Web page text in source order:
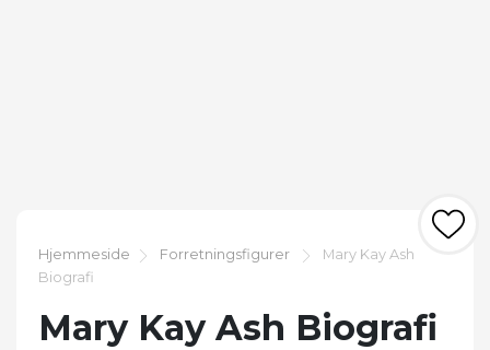
Hjemmeside Forretningsfigurer
Mary Kay Ash
Biografi
Mary Kay Ash Biografi